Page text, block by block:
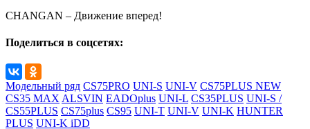
СHANGAN – Движение вперед!
Поделиться в соцсетях:
Модельный ряд CS75PRO UNI-S UNI-V CS75PLUS NEW
CS35 MAX ALSVIN EADOplus UNI-L CS35PLUS UNI-S /
CS55PLUS CS75plus CS95 UNI-T UNI-V UNI-K HUNTER
PLUS UNI-K iDD